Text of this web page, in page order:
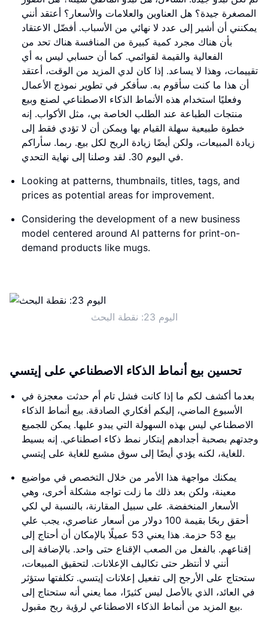
المصغرة جيدة؟ هل العناوين والعلامات والأسعار؟ أعتقد أنني
يمكنني أن أشير إلى عدد لا نهائي من الأسباب. أفضّل الاعتقاد
بأن هناك مجرد كمية كبيرة من المنافسة هناك تحد من
الفعالية والقيمة لقوائمي. كما أن حسابي ليس به أي
تقييمات، وهذا لا يساعد. إذا كان لدي المزيد من الوقت، أعتقد
أن هذا ما كنت سأقوم به. سأفكر في تطوير نموذج الأعمال
وفعليًا استخدام هذه الأنماط الذكاء الاصطناعي لصنع وبيع
منتجات الطباعة عند الطلب الخاصة بي، مثل الأكواب. إنه
خطوة طبيعية سهلة القيام بها ويمكن أن لا تؤدي فقط إلى
زيادة المبيعات، ولكن أيضًا زيادة الربح لكل بيع. ربما. سأراكم
في اليوم 30. لقد وصلنا إلى نهاية التحدي.
Looking at patterns, thumbnails, titles, tags, and
prices as potential areas for improvement.
Considering the development of a new business
model centered around AI patterns for print-on-
demand products like mugs.
اليوم 23: نقطة البحث
تحسين بيع أنماط الذكاء الاصطناعي على إيتسي
بعدما أكشف لكم ما إذا كانت فشل تام أم حدثت معجزة في
الأسبوع الماضي، إليكم أفكاري الصادقة. بيع أنماط الذكاء
الاصطناعي ليس بهذه السهولة التي يبدو عليها. يمكن للجميع
وجدتهم بصحبة أجدادهم إبتكار نمط ذكاء اصطناعي. إنه بسيط
للغاية، لكنه يؤدي أيضًا إلى سوق مشبع للغاية على إيتسي.
يمكنك مواجهة هذا الأمر من خلال التخصص في مواضيع
معينة، ولكن بعد ذلك ما زلت تواجه مشكلة أخرى، وهي
الأسعار المنخفضة. على سبيل المقارنة، بالنسبة لي لكي
أحقق ربحًا بقيمة 100 دولار من أسعار عناصري، يجب علي
بيع 53 حزمة. هذا يعني 53 عميلًا بالإمكان أن أحتاج إلى
إقناعهم. بالفعل من الصعب الإقناع حتى واحد. بالإضافة إلى
أنني لا أنتظر حتى تكاليف الإعلانات. لتحقيق المبيعات،
ستحتاج على الأرجح إلى تفعيل إعلانات إيتسي. تكلفتها ستؤثر
في العائد، الذي بالأصل ليس كثيرًا، مما يعني أنه ستحتاج إلى
بيع المزيد من أنماط الذكاء الاصطناعي لرؤية ربح مقبول.